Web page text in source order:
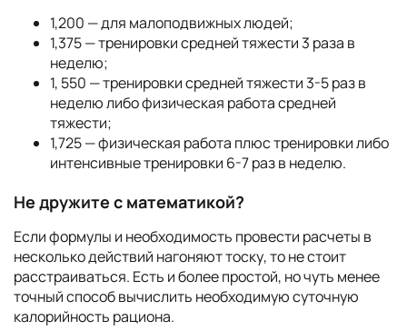
1,200 — для малоподвижных людей;
1,375 — тренировки средней тяжести 3 раза в
неделю;
1, 550 — тренировки средней тяжести 3-5 раз в
неделю либо физическая работа средней
тяжести;
1,725 — физическая работа плюс тренировки либо
интенсивные тренировки 6-7 раз в неделю.
Не дружите с математикой?
Если формулы и необходимость провести расчеты в
несколько действий нагоняют тоску, то не стоит
расстраиваться. Есть и более простой, но чуть менее
точный способ вычислить необходимую суточную
калорийность рациона.